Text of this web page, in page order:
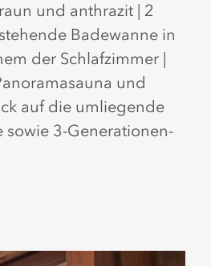
und anthrazit | 2
Badewanne in
der Schlafzimmer |
und
auf die umliegende
sowie 3-Generationen-